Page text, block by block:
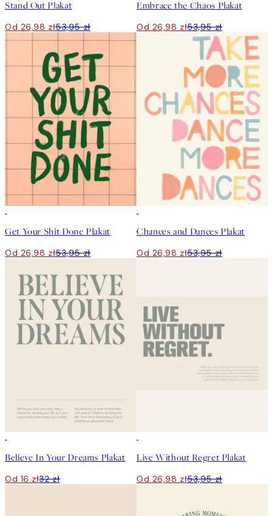
Stand Out Plakat
Od 26,98 zł53,95 zł
Embrace the Chaos Plakat
Od 26,98 zł53,95 zł
Get Your Shit Done Plakat
Od 26,98 zł53,95 zł
Chances and Dances Plakat
Od 26,98 zł53,95 zł
Believe In Your Dreams Plakat
Od 16 zł32 zł
Live Without Regret Plakat
Od 26,98 zł53,95 zł